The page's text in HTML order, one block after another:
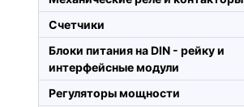
Счетчики
Блоки питания на DIN - рейку и
интерфейсные модули
Регуляторы мощности